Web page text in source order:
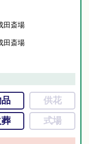
田斎場
田斎場
供花
式場